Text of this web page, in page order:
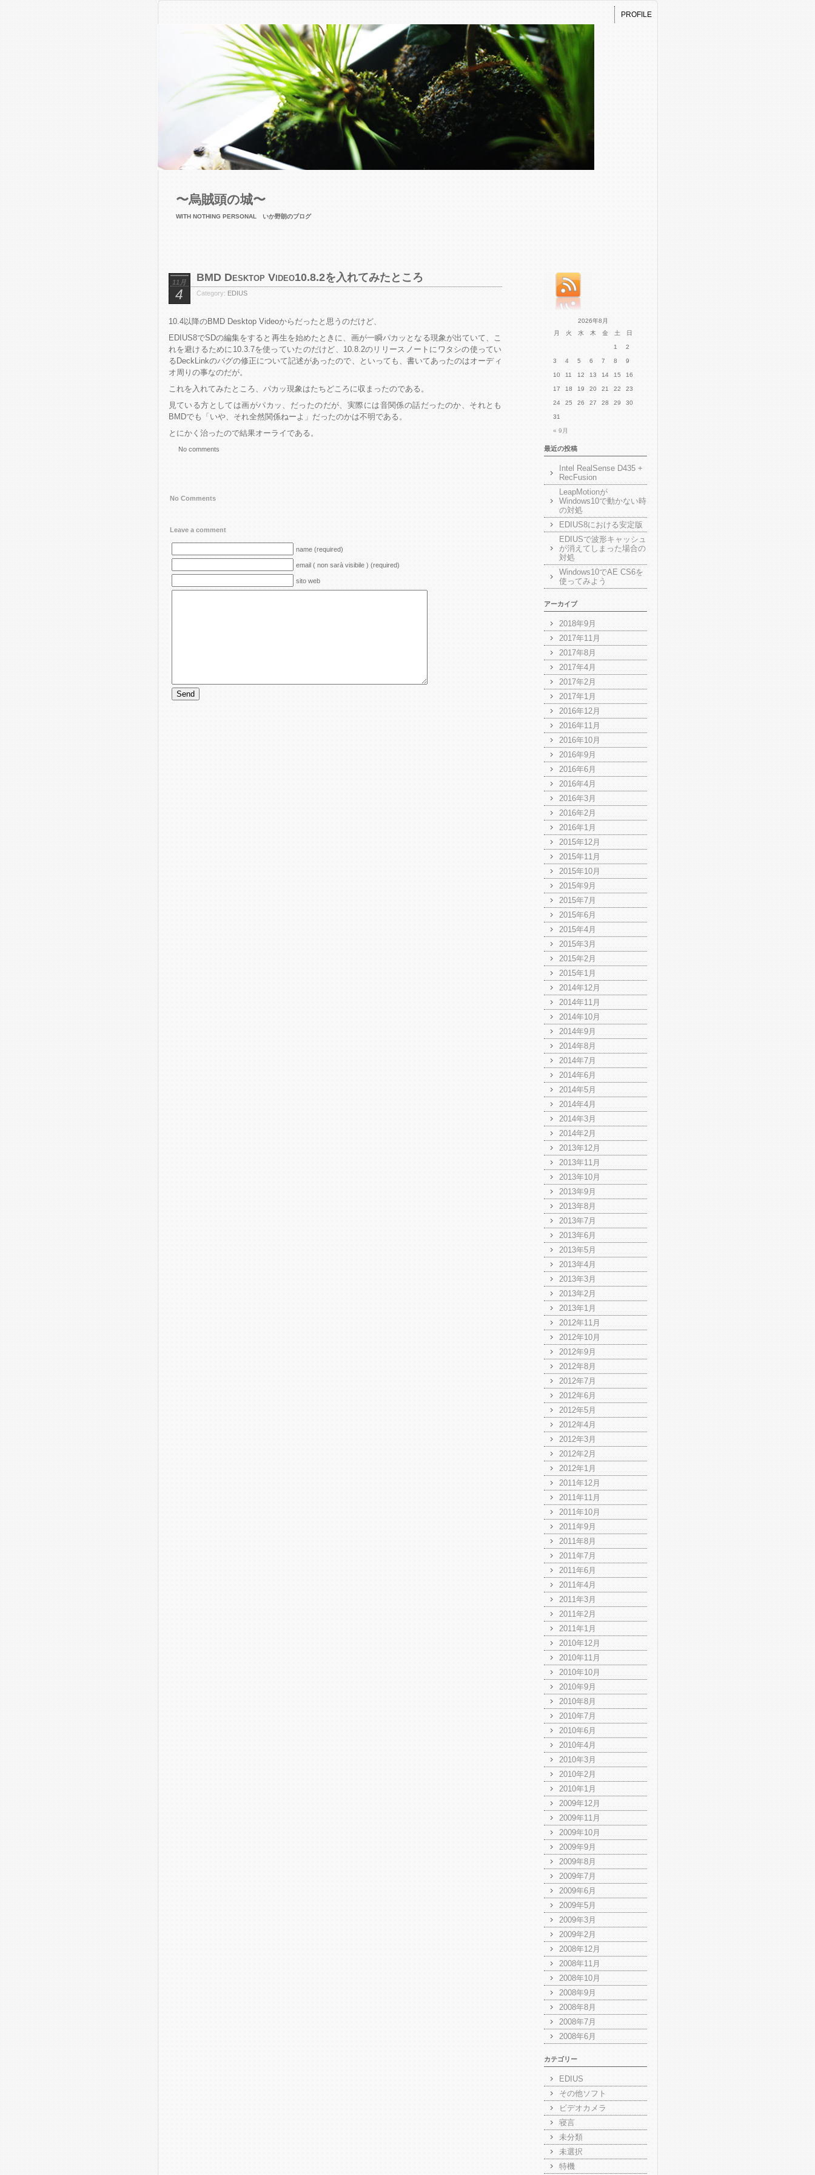
PROFILE
〜烏賊頭の城〜
WITH NOTHING PERSONAL いか野朗のブログ
11月
4
BMD Desktop Video10.8.2を入れてみたところ
Category: EDIUS
10.4以降のBMD Desktop Videoからだったと思うのだけど、
EDIUS8でSDの編集をすると再生を始めたときに、画が一瞬パカッとなる現象が出ていて、こ
れを避けるために10.3.7を使っていたのだけど、10.8.2のリリースノートにワタシの使ってい
るDeckLinkのバグの修正について記述があったので、といっても、書いてあったのはオーディ
オ周りの事なのだが。
これを入れてみたところ、パカッ現象はたちどころに収まったのである。
見ている方としては画がパカッ、だったのだが、実際には音関係の話だったのか、それとも
BMDでも「いや、それ全然関係ねーよ」だったのかは不明である。
とにかく治ったので結果オーライである。
No comments
No Comments
Leave a comment
name (required)
email ( non sarà visibile ) (required)
sito web
2026年8月
月
火 水 木 金 土 日
« 9月
1 2
3 4 5 6 7 8 9
10 11 12 13 14 15 16
17 18 19 20 21 22 23
24 25 26 27 28 29 30
31
最近の投稿
Intel RealSense D435 +
RecFusion
LeapMotionが
Windows10で動かない時
の対処
EDIUS8における安定版
EDIUSで波形キャッシュ
が消えてしまった場合の
対処
Windows10でAE CS6を
使ってみよう
アーカイブ
2018年9月
2017年11月
2017年8月
2017年4月
2017年2月
2017年1月
2016年12月
2016年11月
2016年10月
2016年9月
2016年6月
2016年4月
2016年3月
2016年2月
2016年1月
2015年12月
2015年11月
2015年10月
2015年9月
2015年7月
2015年6月
2015年4月
2015年3月
2015年2月
2015年1月
2014年12月
2014年11月
2014年10月
2014年9月
2014年8月
2014年7月
2014年6月
2014年5月
2014年4月
2014年3月
2014年2月
2013年12月
2013年11月
2013年10月
2013年9月
2013年8月
2013年7月
2013年6月
2013年5月
2013年4月
2013年3月
2013年2月
2013年1月
2012年11月
2012年10月
2012年9月
2012年8月
2012年7月
2012年6月
2012年5月
2012年4月
2012年3月
2012年2月
2012年1月
2011年12月
2011年11月
2011年10月
2011年9月
2011年8月
2011年7月
2011年6月
2011年4月
2011年3月
2011年2月
2011年1月
2010年12月
2010年11月
2010年10月
2010年9月
2010年8月
2010年7月
2010年6月
2010年4月
2010年3月
2010年2月
2010年1月
2009年12月
2009年11月
2009年10月
2009年9月
2009年8月
2009年7月
2009年6月
2009年5月
2009年3月
2009年2月
2008年12月
2008年11月
2008年10月
2008年9月
2008年8月
2008年7月
2008年6月
カテゴリー
EDIUS
その他ソフト
ビデオカメラ
寝言
未分類
未選択
特機